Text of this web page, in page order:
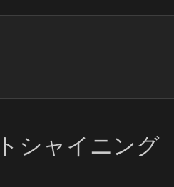
シャイニング